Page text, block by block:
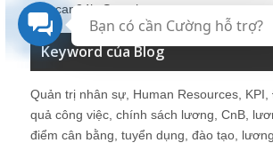
Kinhcan24′s Search
Keyword của Blog
Quản trị nhân sự, Human Resources,
quả công việc, chính sách lương, CnB,
điểm cân bằng, tuyển dụng, đào tạo,
Bạn có cần Cường hỗ trợ?